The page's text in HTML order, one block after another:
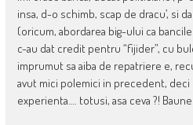
insa, d-o schimb, scap de dracu’, si
(oricum, abordarea big-ului ca
c-au dat credit pentru “fijider”, cu
imprumut sa aiba de repatriere e,
avut mici polemici in precedent, deci
experienta…. totusi, asa ceva ?! Baune